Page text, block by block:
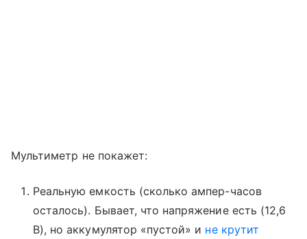
Мультиметр не покажет:
Реальную емкость (сколько ампер-часов
осталось). Бывает, что напряжение есть (12,6
В), но аккумулятор «пустой» и не крутит